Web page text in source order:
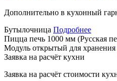
Дополнительно в кухонный
Бутылочница Подробнее
Пицца печь 1000 мм (Русская
Модуль открытый для хранения
Заявка на расчёт кухни
Заявка на расчёт стоимости